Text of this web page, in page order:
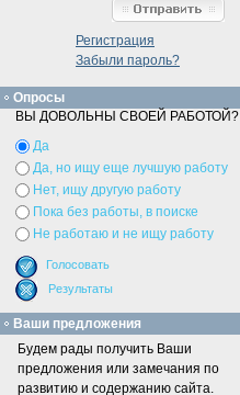
Регистрация
Забыли пароль?
Опросы
ВЫ ДОВОЛЬНЫ СВОЕЙ РАБОТОЙ?
Да
Да, но ищу еще лучшую работу
Нет, ищу другую работу
Пока без работы, в поиске
Не работаю и не ищу работу
Ваши предложения
Будем рады получить Ваши
предложения или замечания по
развитию и содержанию сайта.